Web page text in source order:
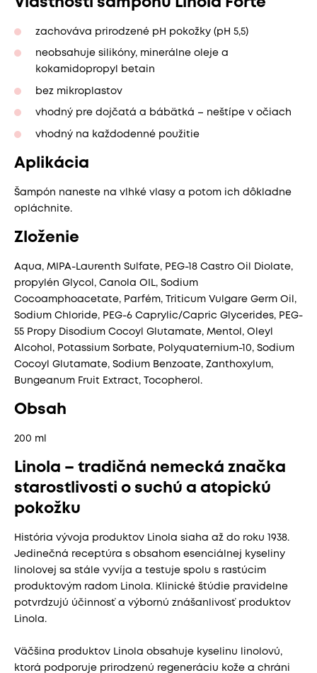
zachováva prirodzené pH pokožky (pH 5,5)
neobsahuje silikóny, minerálne oleje a
kokamidopropyl betain
bez mikroplastov
vhodný pre dojčatá a bábätká – neštípe v očiach
vhodný na každodenné použitie
Aplikácia
Šampón naneste na vlhké vlasy a potom ich dôkladne
opláchnite.
Zloženie
Aqua, MIPA-Laurenth Sulfate, PEG-18 Castro Oil Diolate,
propylén Glycol, Canola OIL, Sodium
Cocoamphoacetate, Parfém, Triticum Vulgare Germ Oil,
Sodium Chloride, PEG-6 Caprylic/Capric Glycerides, PEG-
55 Propy Disodium Cocoyl Glutamate, Mentol, Oleyl
Alcohol, Potassium Sorbate, Polyquaternium-10, Sodium
Cocoyl Glutamate, Sodium Benzoate, Zanthoxylum,
Bungeanum Fruit Extract, Tocopherol.
Obsah
200 ml
Linola – tradičná nemecká značka
starostlivosti o suchú a atopickú
pokožku
História vývoja produktov Linola siaha až do roku 1938.
Jedinečná receptúra s obsahom esenciálnej kyseliny
linolovej sa stále vyvíja a testuje spolu s rastúcim
produktovým radom Linola. Klinické štúdie pravidelne
potvrdzujú účinnosť a výbornú znášanlivosť produktov
Linola.
Väčšina produktov Linola obsahuje kyselinu linolovú,
ktorá podporuje prirodzenú regeneráciu kože a chráni